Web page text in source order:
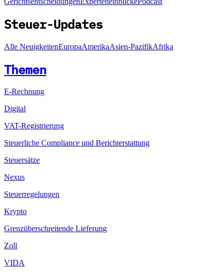
Steuer-Updates
Alle NeuigkeitenEuropaAmerikaAsien-PazifikAfrika
Themen
E-Rechnung
Digital
VAT-Registrierung
Steuerliche Compliance und Berichterstattung
Steuersätze
Nexus
Steuerregelungen
Krypto
Grenzüberschreitende Lieferung
Zoll
VIDA